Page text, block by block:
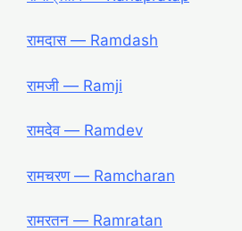
रामदास ― Ramdash
रामजी ― Ramji
रामदेव ― Ramdev
रामचरण ― Ramcharan
रामरतन ― Ramratan